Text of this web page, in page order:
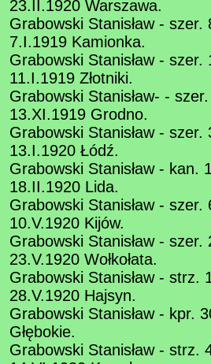
23.II.1920 Warszawa.
Grabowski Stanisław - szer.
7.I.1919 Kamionka.
Grabowski Stanisław -
11.I.1919 Złotniki.
Grabowski Stanisław- -
13.XI.1919 Grodno.
Grabowski Stanisław -
13.I.1920 Łódź.
Grabowski Stanisław - kan.
18.II.1920 Lida.
Grabowski Stanisław - szer.
10.V.1920 Kijów.
Grabowski Stanisław - szer.
23.V.1920 Wołkołata.
Grabowski Stanisław - strz.
28.V.1920 Hajsyn.
Grabowski Stanisław - kpr.
Głębokie.
Grabowski Stanisław - strz.